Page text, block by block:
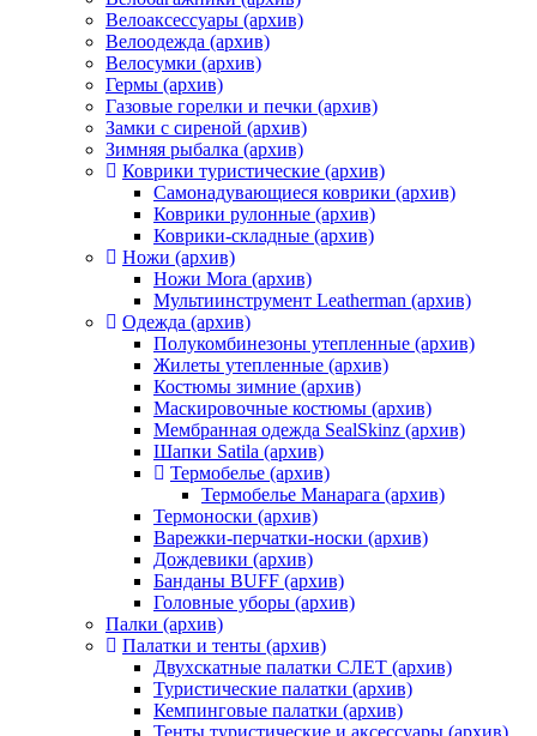
Велоаксессуары (архив)
Велоодежда (архив)
Велосумки (архив)
Гермы (архив)
Газовые горелки и печки (архив)
Замки с сиреной (архив)
Зимняя рыбалка (архив)
Коврики туристические (архив)
Самонадувающиеся коврики (архив)
Коврики рулонные (архив)
Коврики-складные (архив)
Ножи (архив)
Ножи Mora (архив)
Мультиинструмент Leatherman (архив)
Одежда (архив)
Полукомбинезоны утепленные (архив)
Жилеты утепленные (архив)
Костюмы зимние (архив)
Маскировочные костюмы (архив)
Мембранная одежда SealSkinz (архив)
Шапки Satila (архив)
Термобелье (архив)
Термобелье Манарага (архив)
Термоноски (архив)
Варежки-перчатки-носки (архив)
Дождевики (архив)
Банданы BUFF (архив)
Головные уборы (архив)
Палки (архив)
Палатки и тенты (архив)
Двухскатные палатки СЛЕТ (архив)
Туристические палатки (архив)
Кемпинговые палатки (архив)
Тенты туристические и аксессуары (архив)